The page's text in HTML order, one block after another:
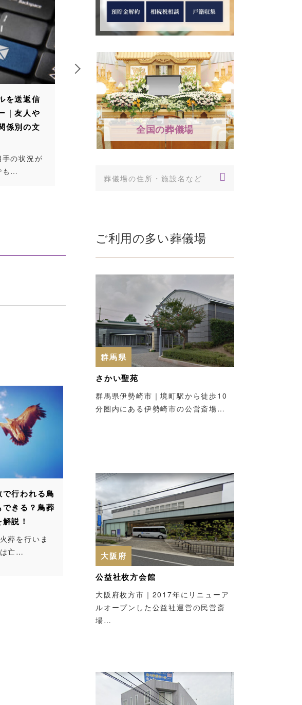
香典袋（不祝儀袋）の正
しい書き方｜表書きから
中袋、住所や名前の書き
親しい方や知人の訃報を受
けたら、すぐにで…
「賽の河原（さいのかわ
ら）」とは｜言葉の意味
と由来について解説
「賽の河原（さいのかわ
行われる鳥
きる？鳥葬
説！
葬を行いま
亡…
全国の葬儀場
ご利用の多い葬儀場
群馬県
さかい聖苑
群馬県伊勢崎市｜境町駅から徒歩10
分圏内にある伊勢崎市の公営斎場…
大阪府
公益社枚方会館
大阪府枚方市｜2017年にリニューア
ルオープンした公益社運営の民営斎
場…